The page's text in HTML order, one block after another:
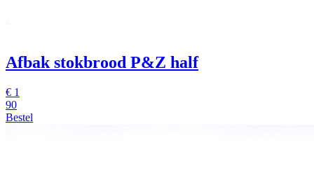
Afbak stokbrood P&Z half
€ 1
90
Bestel